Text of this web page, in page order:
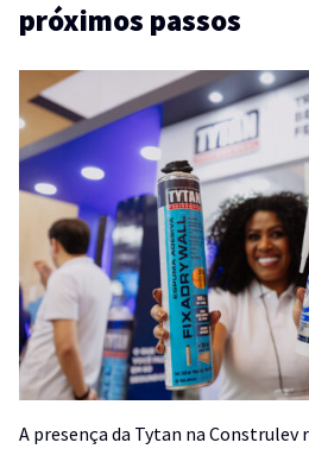
próximos passos
A presença da Tytan na Construlev